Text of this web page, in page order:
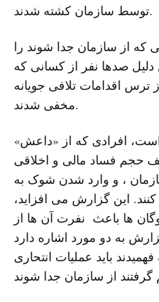
توسط سازمان کشته شدند.
که از سازمان جدا شوند را
صدها نفر از کسانی که
ترس اقدامات تلافی جویانه
مخفی شدند.
افرادی که از «داعش»
حجم فساد مالی و اخلاقی
، و وارد شدن شوک به
کنند. این گزارش می افزاید،
ها باعث نفرت آن ها از
به دو مورد اشاره دارد
باید عملیات انتحاری